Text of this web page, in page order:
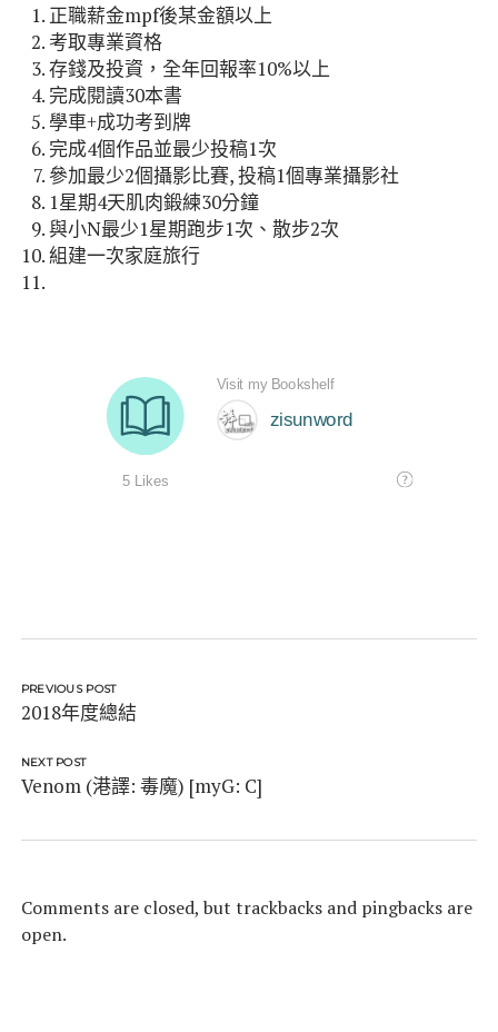
正職薪金mpf後某金額以上
考取專業資格
存錢及投資，全年回報率10%以上
完成閱讀30本書
學車+成功考到牌
完成4個作品並最少投稿1次
參加最少2個攝影比賽, 投稿1個專業攝影社
1星期4天肌肉鍛練30分鐘
與小N最少1星期跑步1次、散步2次
組建一次家庭旅行
PREVIOUS POST
2018年度總結
NEXT POST
Venom (港譯: 毒魔) [myG: C]
Comments are closed, but trackbacksand pingbacks are
open.